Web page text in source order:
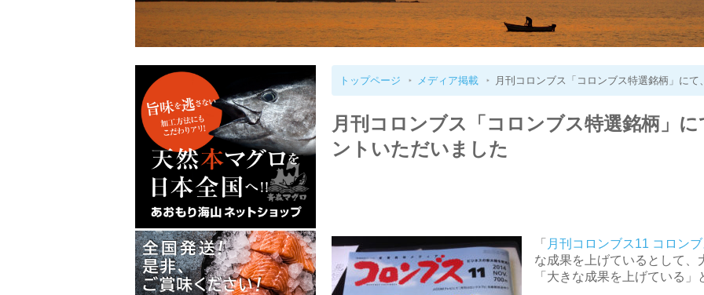
トップページ メディア掲載 月刊コロンブス「コロンブス特選銘柄」に
月刊コロンブス「コロンブス特選銘柄」
ントいただいました
「 月刊コロンブス11 コロン
な成果を上げているとして、
「大きな成果を上げている